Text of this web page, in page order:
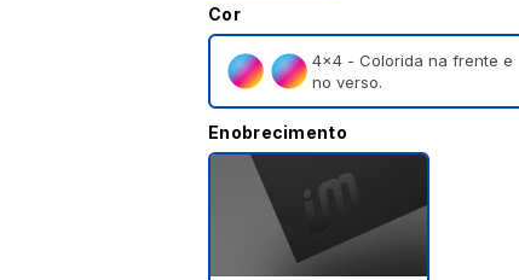
Cor
4×4 - Colorida na frente e
no verso.
Enobrecimento